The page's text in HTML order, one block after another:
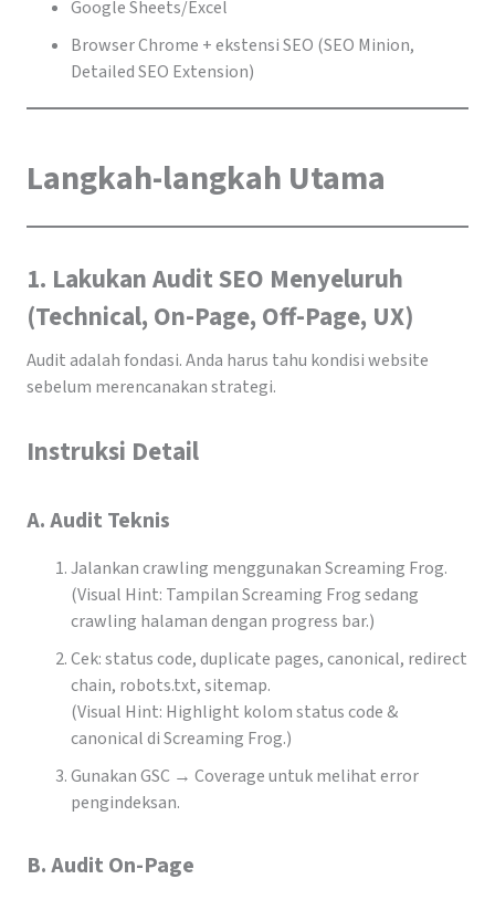
Google Sheets/Excel
Browser Chrome + ekstensi SEO (SEO Minion,
Detailed SEO Extension)
Langkah-langkah Utama
1. Lakukan Audit SEO Menyeluruh
(Technical, On-Page, Off-Page, UX)
Audit adalah fondasi. Anda harus tahu kondisi website
sebelum merencanakan strategi.
Instruksi Detail
A. Audit Teknis
Jalankan crawling menggunakan Screaming Frog.
(Visual Hint: Tampilan Screaming Frog sedang
crawling halaman dengan progress bar.)
Cek: status code, duplicate pages, canonical, redirect
chain, robots.txt, sitemap.
(Visual Hint: Highlight kolom status code &
canonical di Screaming Frog.)
Gunakan GSC → Coverage untuk melihat error
pengindeksan.
B. Audit On-Page